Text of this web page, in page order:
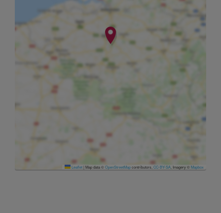
Leaflet| Map data ©OpenStreetMapcontributors,CC-BY-SA, Imagery ©Mapbox